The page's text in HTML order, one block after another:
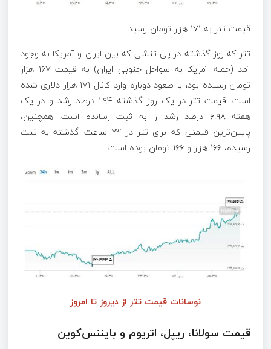
قیمت تتر به ۱۷۱ هزار تومان رسید
تتر که روز گذشته در پی تنشی که بین ایران و آمریکا به وجود
آمد (حمله آمریکا به سواحل جنوبی ایران) به قیمت ۱۶۷ هزار
تومان رسیده بود، با صعود دوباره وارد کانال ۱۷۱ هزار دلاری شده
است. قیمت تتر در یک روز گذشته ۱.۹۴ درصد رشد و در یک
هفته ۶.۹۸ درصد رشد را به ثبت رسانده است. همچنین،
پایین‌ترین قیمتی که برای تتر در ۲۴ ساعت گذشته به ثبت
رسیده، ۱۶۶ هزار و ۱۶۶ تومان بوده است.
نوسانات قیمت تتر از دیروز تا امروز
قیمت سولانا، ریپل، اتریوم و بایننس‌کوین